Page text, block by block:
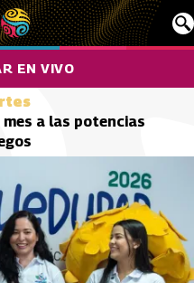
EN VIVO
a las potencias